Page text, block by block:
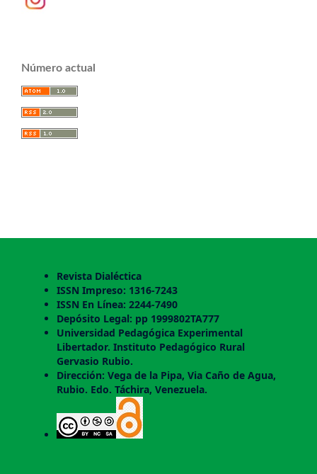
Número actual
Revista Dialéctica
ISSN Impreso: 1316-7243
ISSN En Línea: 2244-7490
Depósito Legal: pp 1999802TA777
Universidad Pedagógica Experimental
Libertador. Instituto Pedagógico Rural
Gervasio Rubio.
Dirección: Vega de la Pipa, Via Caño de Agua,
Rubio. Edo. Táchira, Venezuela.